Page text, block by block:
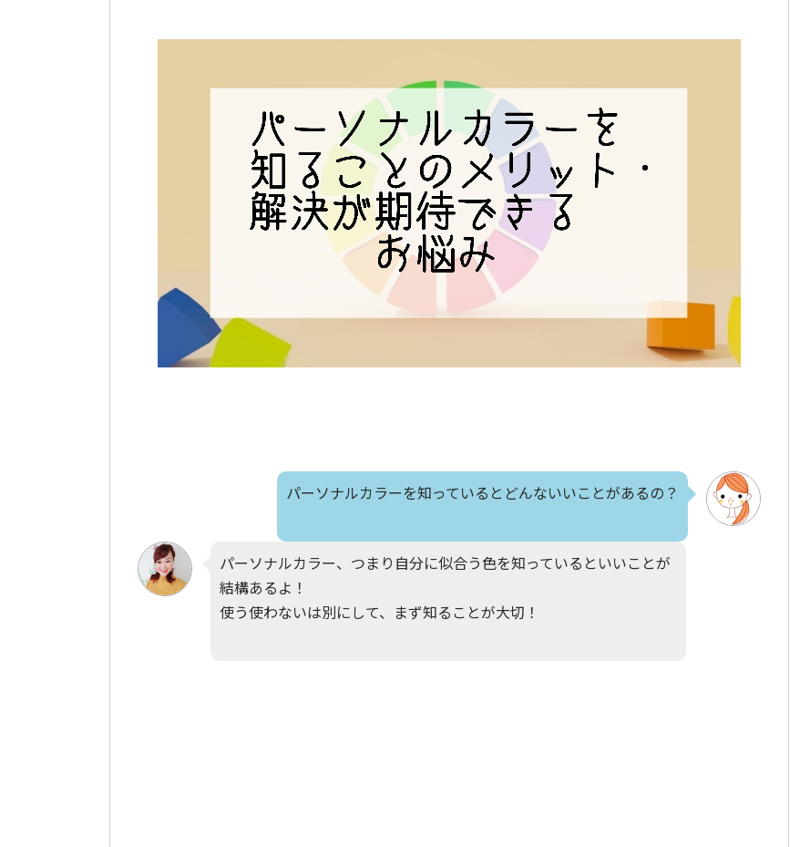
パーソナルカラーを知っているとどんないいことがあるの？
パーソナルカラー、つまり自分に似合う色を知っているといいことが
結構あるよ！
使う使わないは別にして、まず知ることが大切！